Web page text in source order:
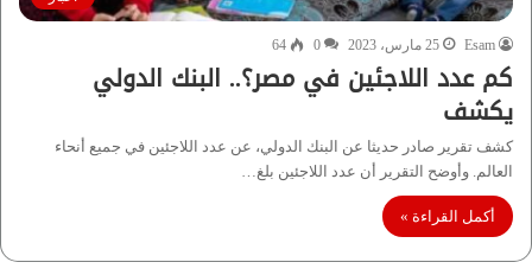
Esam 25 مارس، 2023 0
64
كم عدد اللاجئين في مصر؟.. البنك الدولي
يكشف
كشف تقرير صادر حديثا عن البنك الدولي، عن عدد اللاجئين في جميع أنحاء
العالم. وأوضح التقرير أن عدد اللاجئين بلغ…
أكمل القراءة »